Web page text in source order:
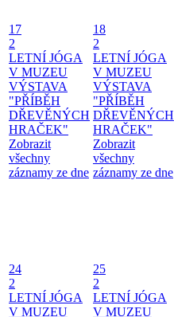
17
2
LETNÍ JÓGA
V MUZEU
VÝSTAVA
"PŘÍBĚH
DŘEVĚNÝCH
HRAČEK"
Zobrazit
všechny
záznamy ze dne
18
2
LETNÍ JÓGA
V MUZEU
VÝSTAVA
"PŘÍBĚH
DŘEVĚNÝCH
HRAČEK"
Zobrazit
všechny
záznamy ze dne
24
2
LETNÍ JÓGA
V MUZEU
25
2
LETNÍ JÓGA
V MUZEU